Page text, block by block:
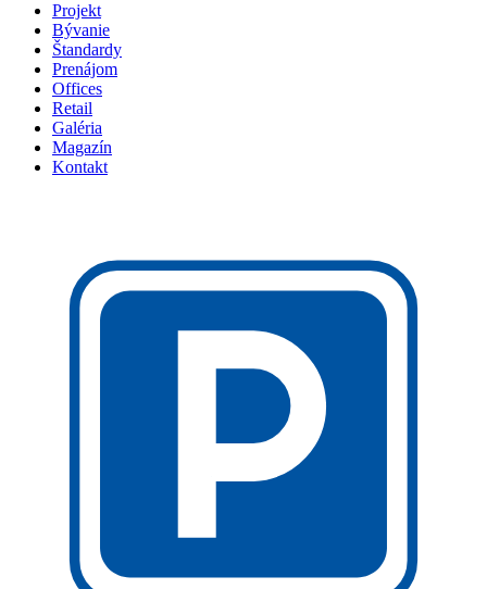
Projekt
Bývanie
Štandardy
Prenájom
Offices
Retail
Galéria
Magazín
Kontakt